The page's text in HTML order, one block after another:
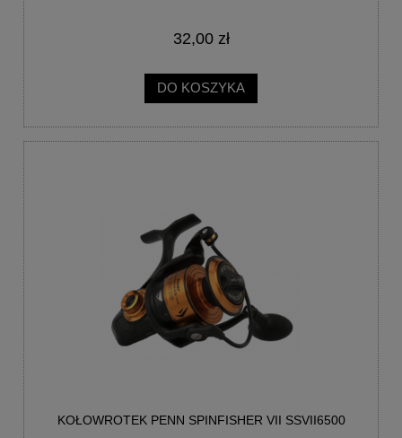
32,00 zł
DO KOSZYKA
KOŁOWROTEK PENN SPINFISHER VII SSVII6500